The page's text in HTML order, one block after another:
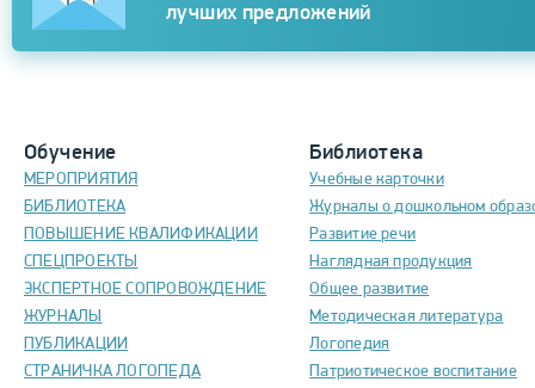
лучших предложений
Обучение
МЕРОПРИЯТИЯ
БИБЛИОТЕКА
ПОВЫШЕНИЕ КВАЛИФИКАЦИИ
СПЕЦПРОЕКТЫ
ЭКСПЕРТНОЕ СОПРОВОЖДЕНИЕ
ЖУРНАЛЫ
ПУБЛИКАЦИИ
СТРАНИЧКА ЛОГОПЕДА
Библиотека
Учебные карточки
Журналы о дошкольном
Развитие речи
Наглядная продукция
Общее развитие
Методическая литература
Логопедия
Патриотическое воспитание